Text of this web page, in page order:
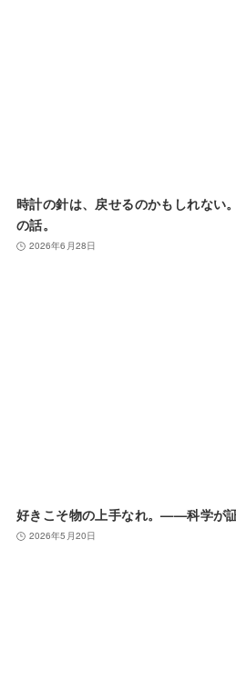
時計の針は、戻せるのかもしれな
の話。
2026年6月28日
好きこそ物の上手なれ。——科学が証
2026年5月20日